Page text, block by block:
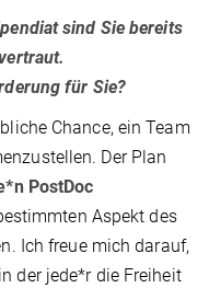
sind Sie bereits
für Sie?
Chance, ein Team
Der Plan
PostDoc
Aspekt des
Ich freue mich darauf,
der jede*r die Freiheit